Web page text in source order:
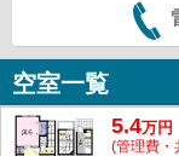
空室一覧
5.4万円
(管理費・